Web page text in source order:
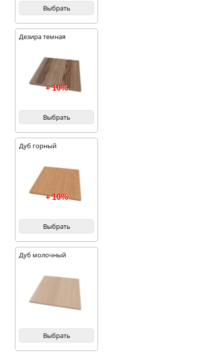
Выбрать
Дезира темная
+ 10%
Выбрать
Дуб горный
+ 10%
Выбрать
Дуб молочный
Выбрать